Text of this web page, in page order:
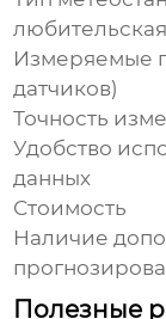
Измеряемые
датчиков)
Точность
Удобство
данных
Стоимость
Наличие
Полезные